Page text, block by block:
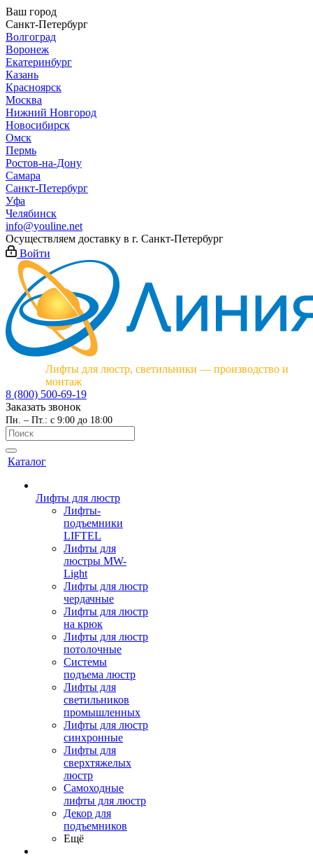
Ваш город
Санкт-Петербург
Волгоград
Воронеж
Екатеринбург
Казань
Красноярск
Москва
Нижний Новгород
Новосибирск
Омск
Пермь
Ростов-на-Дону
Самара
Санкт-Петербург
Уфа
Челябинск
info@youline.net
Осуществляем доставку в г. Санкт-Петербург
Войти
Лифты для люстр, светильники — производство и
монтаж
8 (800) 500-69-19
Заказать звонок
Пн. – Пт.: с 9:00 до 18:00
Каталог
Лифты для люстр
Лифты-
подъемники
LIFTEL
Лифты для
люстры MW-
Light
Лифты для люстр
чердачные
Лифты для люстр
на крюк
Лифты для люстр
потолочные
Системы
подъема люстр
Лифты для
светильников
промышленных
Лифты для люстр
синхронные
Лифты для
сверхтяжелых
люстр
Самоходные
лифты для люстр
Декор для
подъемников
Ещё